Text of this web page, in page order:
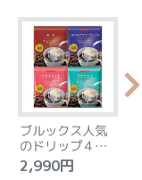
ブルックス人気
のドリップ４種
セット
2,990円